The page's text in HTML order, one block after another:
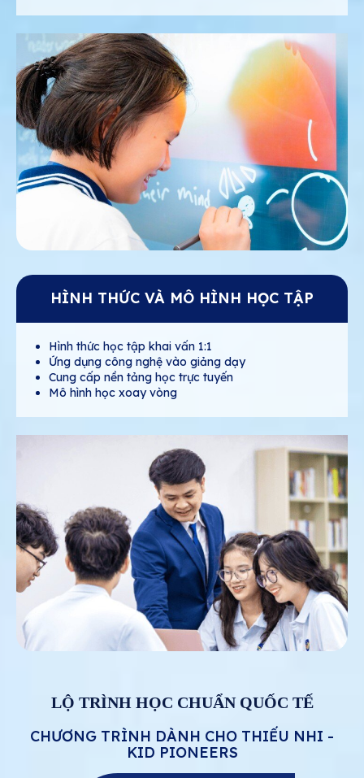
HÌNH THỨC VÀ MÔ HÌNH HỌC TẬP
Hình thức học tập khai vấn 1:1
Ứng dụng công nghệ vào giảng dạy
Cung cấp nền tảng học trực tuyến
Mô hình học xoay vòng
LỘ TRÌNH HỌC CHUẨN QUỐC TẾ
CHƯƠNG TRÌNH DÀNH CHO THIẾU NHI -
KID PIONEERS